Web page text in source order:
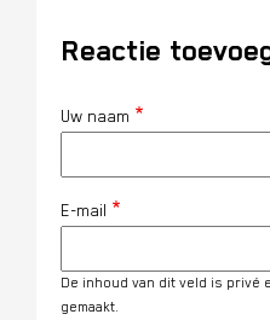
Reactie
Uw naam
E-mail
De inhoud van dit veld is privé
gemaakt.